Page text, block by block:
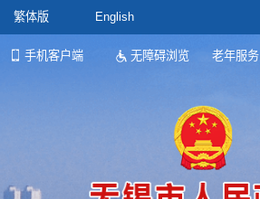
繁体版 English
手机客户端 无障碍浏览 老年服务